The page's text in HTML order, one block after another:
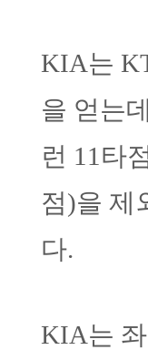
KIA는
을 얻는
런 11타
점)을 제
다.
KIA는